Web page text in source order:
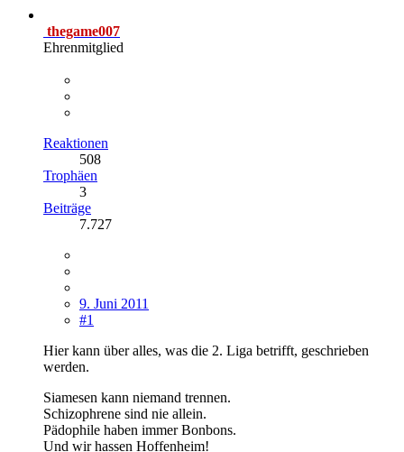
thegame007
Ehrenmitglied
Reaktionen
508
Trophäen
3
Beiträge
7.727
9. Juni 2011
#1
Hier kann über alles, was die 2. Liga betrifft, geschrieben
werden.
Siamesen kann niemand trennen.
Schizophrene sind nie allein.
Pädophile haben immer Bonbons.
Und wir hassen Hoffenheim!